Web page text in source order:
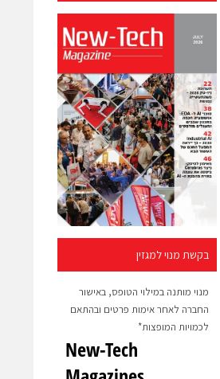
בקשת מנוי למגזין
מנוי מותנה במילוי הטופס, באישור
החברה לאחר אימות פרטים ובהתאם
לכמויות המופצות*